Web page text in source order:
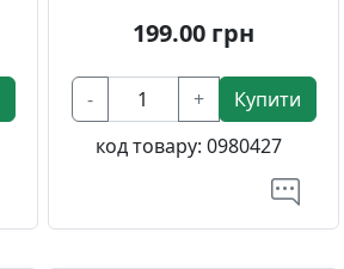
199.00 грн
- +
Купити
код товару: 0980427